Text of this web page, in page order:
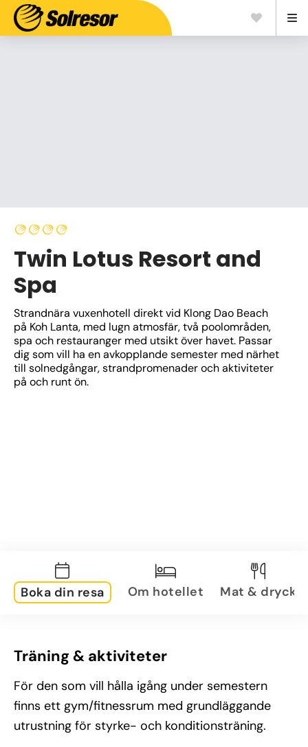
Twin Lotus Resort and
Spa
Strandnära vuxenhotell direkt vid Klong Dao Beach
på Koh Lanta, med lugn atmosfär, två poolområden,
spa och restauranger med utsikt över havet. Passar
dig som vill ha en avkopplande semester med närhet
till solnedgångar, strandpromenader och aktiviteter
på och runt ön.
Boka din resa Om hotellet Mat & dryck
Träning & aktiviteter
För den som vill hålla igång under semestern
finns ett gym/fitnessrum med grundläggande
utrustning för styrke- och konditionsträning.